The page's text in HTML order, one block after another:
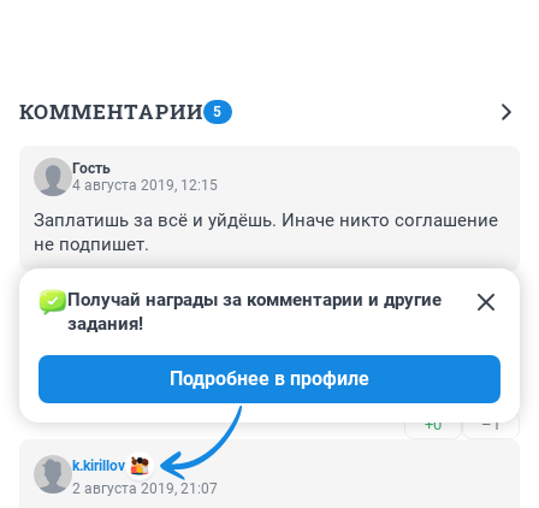
КОММЕНТАРИИ 5
Гость
4 августа 2019, 12:15
Заплатишь за всё и уйдёшь. Иначе никто соглашение
не подпишет.
Гость
А заплатить придётся. Из бюджета области. Много.
+0 –1
k.kirillov
Получай награды за комментарии и другие
задания!
Подробнее в профиле
2 августа 2019, 21:07